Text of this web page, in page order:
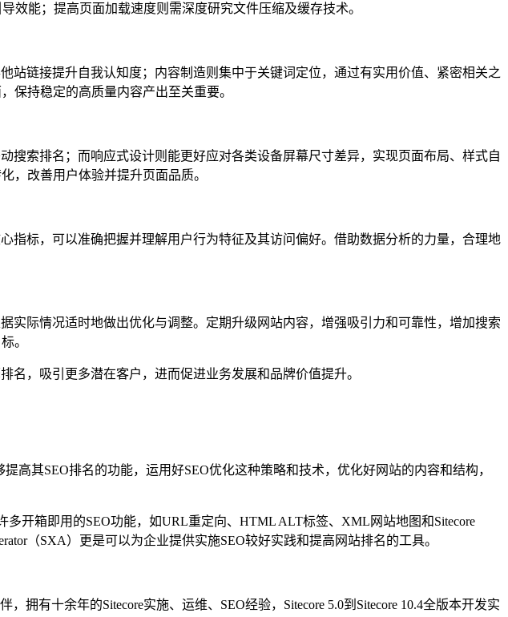
效能；提高页面加载速度则需深度研究文件压缩及缓存技术。
站链接提升自我认知度；内容制造则集中于关键词定位，通过有实用价值、紧密相关之
保持稳定的高质量内容产出至关重要。
索排名；而响应式设计则能更好应对各类设备屏幕尺寸差异，实现页面布局、样式自
，改善用户体验并提升页面品质。
指标，可以准确把握并理解用户行为特征及其访问偏好。借助数据分析的力量，合理地
实际情况适时地做出优化与调整。定期升级网站内容，增强吸引力和可靠性，增加搜索
。
，吸引更多潜在客户，进而促进业务发展和品牌价值提升。
高其SEO排名的功能，运用好SEO优化这种策略和技术，优化好网站的内容和结构，
多开箱即用的SEO功能，如URL重定向、HTML ALT标签、XML网站地图和Sitecore
（SXA）更是可以为企业提供实施SEO较好实践和提高网站排名的工具。
拥有十余年的Sitecore实施、运维、SEO经验，Sitecore 5.0到Sitecore 10.4全版本开发实